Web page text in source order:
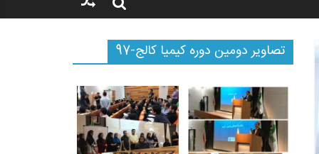
تصاویر دومین دوره کیمیا کالج-97